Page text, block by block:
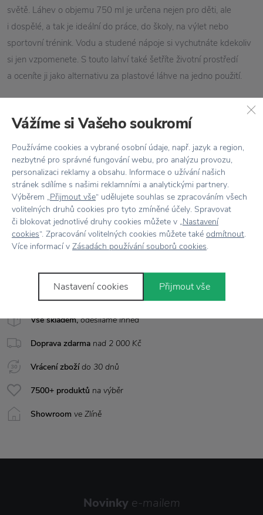
Vše skladem,odesíláme ihned
Doprava zdarma nad 2 000 Kč
Vrácení zbožído 30 dnů
7500+ produktů na výběr
Showroom ve Zlíně
světě. Láhev o objemu 750 ml je určena nejen pro děti, ale
i dospělé, a tak je ideální do práce, do školy, na výlet nebo
sportovní trénink. Vodu a studené nápoje si vychutnáte kdekoliv
si jen vzpomenete. S touto lahví také šetříte životní prostředí
a oceníte ji jako alternativu za plastové láhve na jedno použití.
Vlastnosti
Kód produktu 1372-7
Barva
Materiál Nerezová ocel
Objem 750 ml
Novinky e-mailem
Vážíme si Vašeho soukromí
Používáme cookies a vybrané osobní údaje, např. jazyk a region,
nezbytné pro správné fungování webu, pro analýzu provozu,
personalizaci reklamy a obsahu. Informace o užívání našich
stránek sdílíme s našimi reklamními a analytickými partnery.
Výběrem „Přijmout vše“ udělujete souhlas se zpracováním všech
volitelných druhů cookies pro tyto zmíněné účely. Spravovat
či blokovat jednotlivé druhy cookies můžete v „Nastavení
cookies“. Zpracování volitelných cookies můžete také odmítnout.
Více informací v Zásadách používání souborů cookies.
Nastavení cookies Přijmout vše